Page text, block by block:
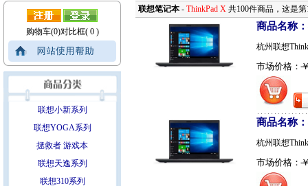
购物车(0)对比框( 0 )
联想小新系列
联想YOGA系列
拯救者 游戏本
联想天逸系列
联想310系列
联想笔记本 - ThinkPad X 共100件商品，这是第
商品名称
杭州联想
市场价格：
商品名称
杭州联想
市场价格：